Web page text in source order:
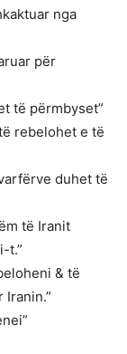
nga
për
të përmbyset”
rebelohet e të
duhet të
të Iranit
t.”
& të